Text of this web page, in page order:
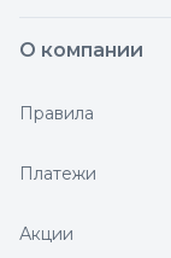
О компании
Правила
Платежи
Акции